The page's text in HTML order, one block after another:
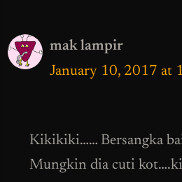
mak lampir
January 10, 2017 at
Kikikiki…… Bersangka
Mungkin dia cuti